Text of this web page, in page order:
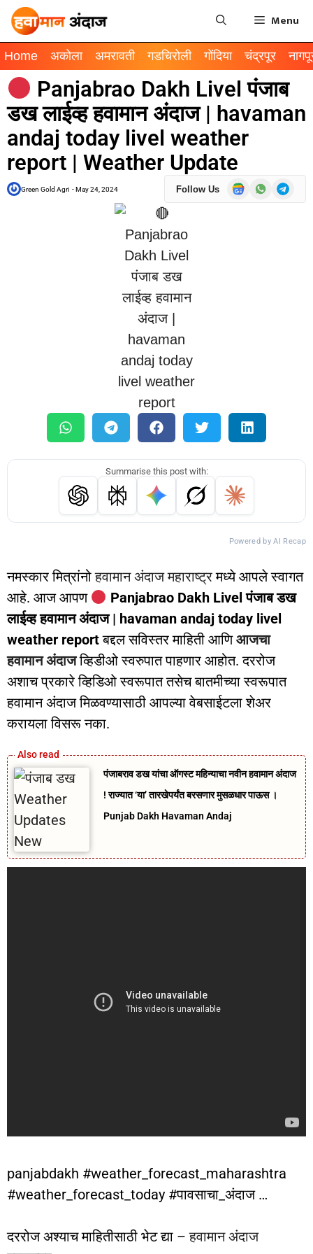
Menu
Home अकोला अमरावती गडचिरोली गोंदिया चंद्रपूर
Panjabrao Dakh Livel पंजाब
डख लाईव्ह हवामान अंदाज | havaman
andaj today livel weather
report | Weather Update
Green Gold Agri -May 24, 2024 Follow Us
Summarise this post with:
Powered by AI Recap
नमस्कार मित्रांनोहवामान अंदाज महाराष्ट्रमध्ये आपले स्वागत
आहे. आज आपण
Panjabrao Dakh Livel पंजाब डख
लाईव्ह हवामान अंदाज | havaman andaj today livel
weather reportबद्दल सविस्तर माहिती आणिआजचा
हवामान अंदाजव्हिडीओ स्वरुपात पाहणार आहोत. दररोज
अशाच प्रकारे व्हिडिओ स्वरूपात तसेच बातमीच्या स्वरूपात
हवामान अंदाज मिळवण्यासाठी आपल्या वेबसाईटला शेअर
करायला विसरू नका.
पंजाबराव डख यांचा ऑगस्ट महिन्याचा नवीन हवामान अंदाज
! राज्यात ‘या’ तारखेपर्यंत बरसणार मुसळधार पाऊस ।
Punjab Dakh Havaman Andaj
panjabdakh #weather_forecast_maharashtra
#weather_forecast_today #पावसाचा_अंदाज …
दररोज अश्याच माहितीसाठी भेट द्या –हवामान अंदाज